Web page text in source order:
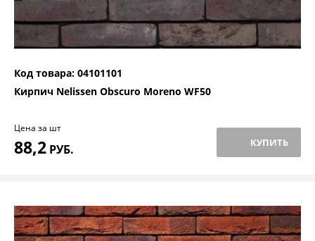
Код товара: 04101101
Кирпич Nelissen Obscuro Moreno WF50
Цена за шт
88,2 РУБ. КУПИТЬ